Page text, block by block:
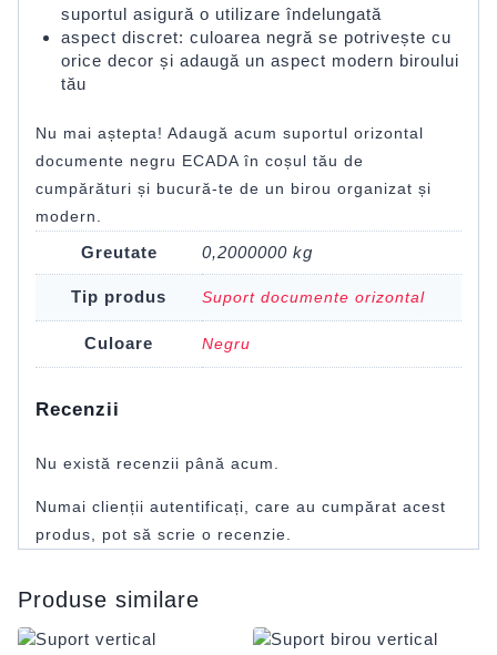
suportul asigură o utilizare îndelungată
aspect discret: culoarea negră se potrivește cu
orice decor și adaugă un aspect modern biroului
tău
Nu mai aștepta! Adaugă acum suportul orizontal
documente negru ECADA în coșul tău de
cumpărături și bucură-te de un birou organizat și
modern.
Greutate 0,2000000 kg
Tip produs Suport documente orizontal
Culoare Negru
Recenzii
Nu există recenzii până acum.
Numai clienții autentificați, care au cumpărat acest
produs, pot să scrie o recenzie.
Produse similare